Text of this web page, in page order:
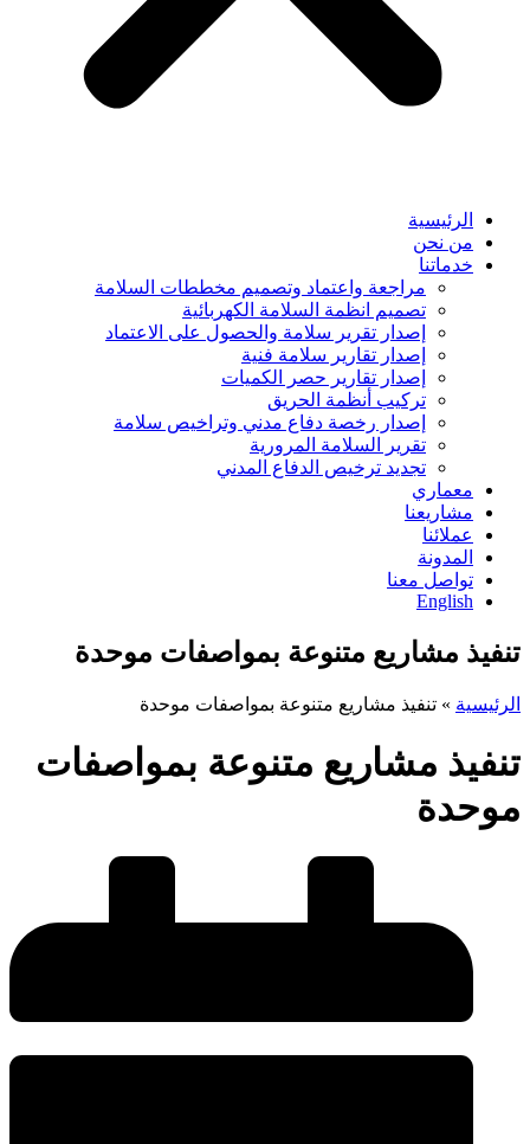
الرئيسية
من نحن
خدماتنا
مراجعة واعتماد وتصميم مخططات السلامة
تصميم انظمة السلامة الكهربائية
إصدار تقرير سلامة والحصول على الاعتماد
إصدار تقارير سلامة فنية
إصدار تقارير حصر الكميات
تركيب أنظمة الحريق
إصدار رخصة دفاع مدني وتراخيص سلامة
تقرير السلامة المرورية
تجديد ترخيص الدفاع المدني
معماري
مشاريعنا
عملائنا
المدونة
تواصل معنا
English
تنفيذ مشاريع متنوعة بمواصفات موحدة
الرئيسية » تنفيذ مشاريع متنوعة بمواصفات موحدة
تنفيذ مشاريع متنوعة بمواصفات
موحدة